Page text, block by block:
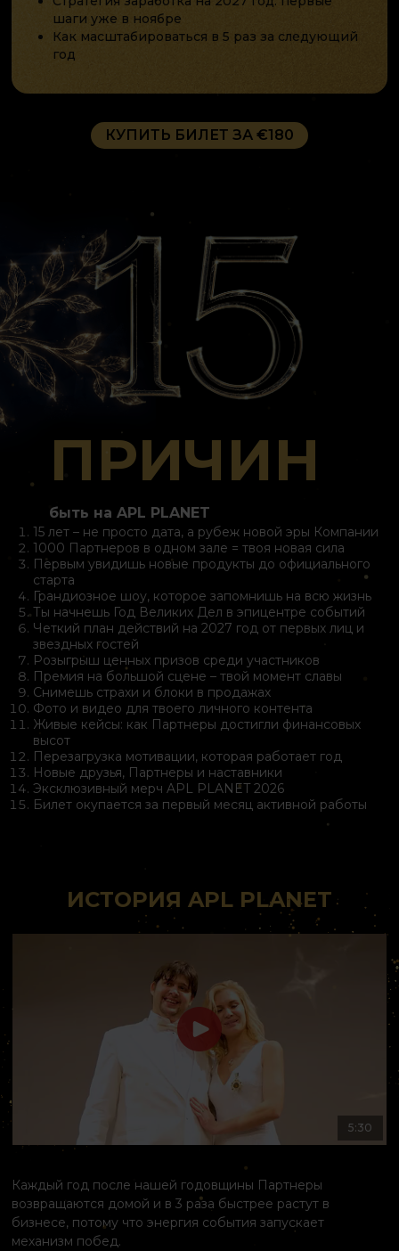
шаги уже в ноябре
Как масштабироваться в 5 раз за следующий
год
КУПИТЬ БИЛЕТ ЗА €180
ПРИЧИН
быть на APL PLANET
15 лет – не просто дата, а рубеж новой эры Компании
1000 Партнеров в одном зале = твоя новая сила
Первым увидишь новые продукты до официального
старта
Грандиозное шоу, которое запомнишь на всю жизнь
Ты начнешь Год Великих Дел в эпицентре событий
Четкий план действий на 2027 год от первых лиц и
звездных гостей
Розыгрыш ценных призов среди участников
Премия на большой сцене – твой момент славы
Снимешь страхи и блоки в продажах
Фото и видео для твоего личного контента
Живые кейсы: как Партнеры достигли финансовых
высот
Перезагрузка мотивации, которая работает год
Новые друзья, Партнеры и наставники
Эксклюзивный мерч APL PLANET 2026
Билет окупается за первый месяц активной работы
ИСТОРИЯ APL PLANET
5:30
Каждый год после нашей годовщины Партнеры
возвращаются домой и в 3 раза быстрее растут в
бизнесе, потому что энергия события запускает
механизм побед.